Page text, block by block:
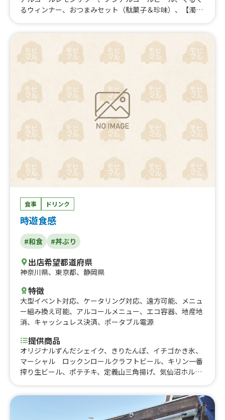
るウィンナー、おつまみセット（駄菓子＆珍味）、【濁
ール、日本酒カクテル、日本酒ハイボール、ビー玉ラム
ネ、ホルモンとキャベツの味噌焼き、カレーライス、野菜
たっぷりかす汁、ホルモンとキャベツの味噌焼＋麺、ドラ
イ納豆
食事 ドリンク
時遊食感
#和食 #丼ぶり
出店希望都道府県
神奈川県、 東京都、 静岡県
特徴
大型イベント対応、 ケータリング対応、 遠方可能、 メニュ
ー組み換え可能、 アルコールメニュー、 エコ容器、 地産地
消、 キャッシュレス決済、 ポータブル電源
提供商品
オリジナルずんだシェイク、きりたんぽ、イチゴかき氷、
マーシャル ロックンロールクラフトビール、キリン一番
搾り生ビール、ポテチキ、定義山三角揚げ、気仙沼ホルモ
ずんだミルクカップアイス(オリジナル商品)、三陸わかめ
の唐揚げ、タコかつ、山形県玉こんにゃく(7月から9月迄
は冷やし)、青森県十和田牛バラ焼き丼